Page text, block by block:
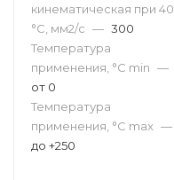
кинематическая при 40
°С, мм2/с — 300
Температура
применения, °С min —
от 0
Температура
применения, °С max —
до +250